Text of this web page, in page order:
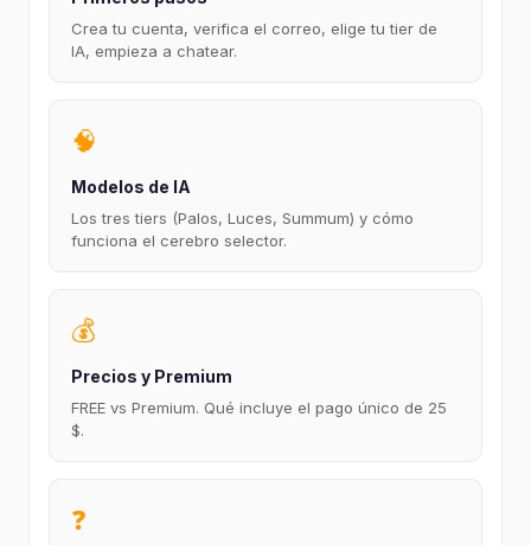
Crea tu cuenta, verifica el correo, elige tu tier de
IA, empieza a chatear.
🧠
Modelos de IA
Los tres tiers (Palos, Luces, Summum) y cómo
funciona el cerebro selector.
💰
Precios y Premium
FREE vs Premium. Qué incluye el pago único de 25
$.
❓